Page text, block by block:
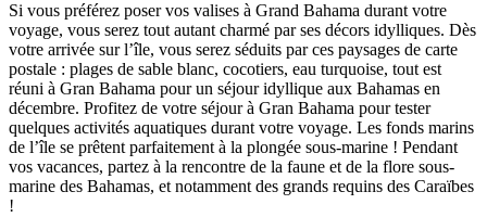
Si vous préférez poser vos valises à Grand Bahama durant votre
voyage, vous serez tout autant charmé par ses décors idylliques. Dès
votre arrivée sur l’île, vous serez séduits par ces paysages de carte
postale : plages de sable blanc, cocotiers, eau turquoise, tout est
réuni à Gran Bahama pour un séjour idyllique aux Bahamas en
décembre. Profitez de votre séjour à Gran Bahama pour tester
quelques activités aquatiques durant votre voyage. Les fonds marins
de l’île se prêtent parfaitement à la plongée sous-marine ! Pendant
vos vacances, partez à la rencontre de la faune et de la flore sous-
marine des Bahamas, et notamment des grands requins des Caraïbes
!